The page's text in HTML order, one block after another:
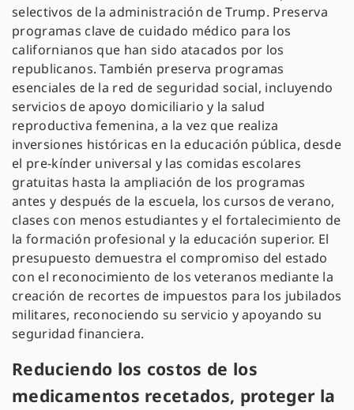
selectivos de la administración de Trump. Preserva
programas clave de cuidado médico para los
californianos que han sido atacados por los
republicanos. También preserva programas
esenciales de la red de seguridad social, incluyendo
servicios de apoyo domiciliario y la salud
reproductiva femenina, a la vez que realiza
inversiones históricas en la educación pública, desde
el pre-kínder universal y las comidas escolares
gratuitas hasta la ampliación de los programas
antes y después de la escuela, los cursos de verano,
clases con menos estudiantes y el fortalecimiento de
la formación profesional y la educación superior. El
presupuesto demuestra el compromiso del estado
con el reconocimiento de los veteranos mediante la
creación de recortes de impuestos para los jubilados
militares, reconociendo su servicio y apoyando su
seguridad financiera.
Reduciendo los costos de los
medicamentos recetados, proteger la